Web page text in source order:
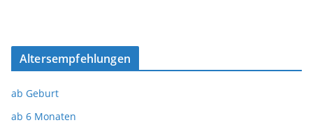
Altersempfehlungen
ab Geburt
ab 6 Monaten